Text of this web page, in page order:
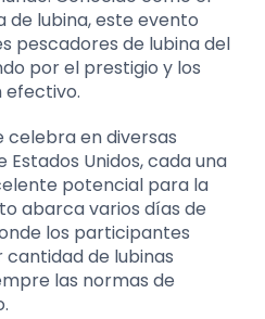
de lubina, este evento
pescadores de lubina del
por el prestigio y los
efectivo.
celebra en diversas
Unidos, cada una
potencial para la
abarca varios días de
los participantes
de lubinas
las normas de